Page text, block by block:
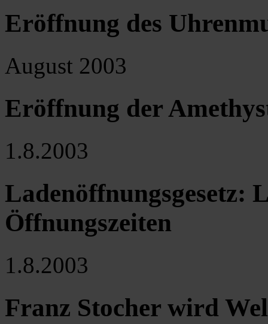
Eröffnung des
August 2003
Eröffnung der
1.8.2003
Ladenöffnungsgesetz:
Öffnungszeiten
1.8.2003
Franz Stocher wird